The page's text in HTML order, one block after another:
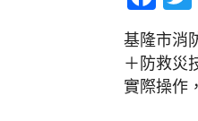
基隆市消
＋防救災
實際操作